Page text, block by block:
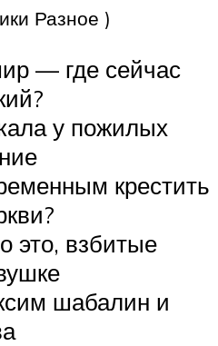
Разное )
— где сейчас
у пожилых
крестить
это, взбитые
шабалин и